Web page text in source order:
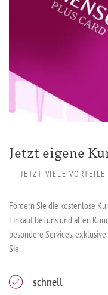
Jetzt eigene
JETZT VIELE VORTEILE
Fordern Sie die kostenlose
Einkauf bei uns und allen
besondere Services,
Sie.
schnell